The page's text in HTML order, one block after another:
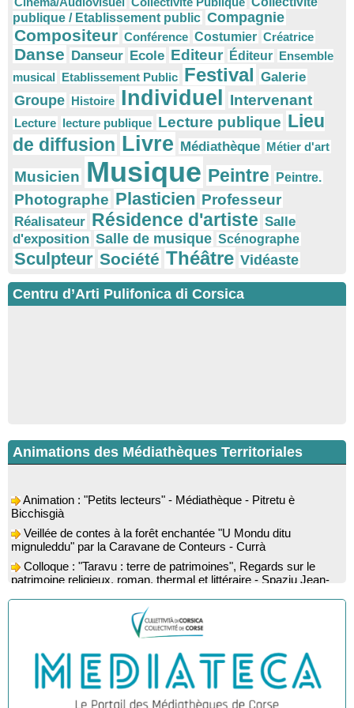
publique / Etablissement public Compagnie
Compositeur Conférence Costumier Créatrice
Danse Danseur Ecole Editeur Éditeur Ensemble
musical Etablissement Public Festival Galerie
Groupe Histoire Individuel Intervenant
Lecture lecture publique Lecture publique Lieu
de diffusion Livre Médiathèque Métier d'art
Musicien Musique Peintre Peintre.
Photographe Plasticien Professeur
Réalisateur Résidence d'artiste Salle
d'exposition Salle de musique Scénographe
Sculpteur Société Théâtre Vidéaste
Centru d’Arti Pulifonica di Corsica
Animations des Médiathèques Territoriales
Bicchisgià
mignuleddu" par la Caravane de Conteurs - Currà
patrimoine religieux, roman, thermal et littéraire - Spaziu Jean-
Marc Fiamma - A Sarra di Farru
Spectacle musical : "Viaghju in Corsica cù Regina & Bruno",
hommage au duo mythique de la chanson corse interprété par
Marie-Elsa Picciocchi (chant), Marc’Antò Belgodere (chant et
Lecture musicale : "Frida par les mots" proposée par la
compagnie "Si Osa", Lecture de Marine Lalanne accompagnée
de la guitare de Mister Mat